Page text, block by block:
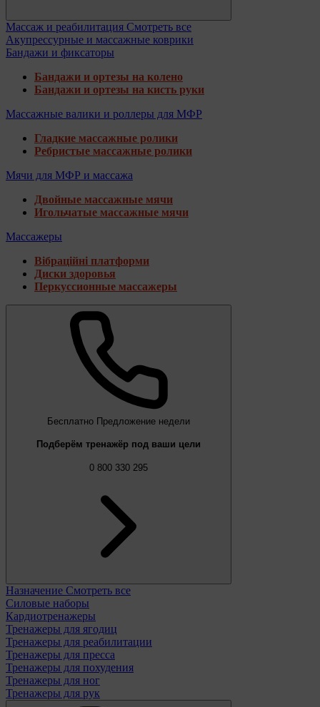
Массаж и реабилитация Смотреть все
Акупрессурные и массажные коврики
Бандажи и фиксаторы
Бандажи и ортезы на колено
Бандажи и ортезы на кисть руки
Массажные валики и роллеры для МФР
Гладкие массажные ролики
Ребристые массажные ролики
Мячи для МФР и массажа
Двойные массажные мячи
Игольчатые массажные мячи
Массажеры
Вібраційні платформи
Диски здоровья
Перкуссионные массажеры
Бесплатно Предложение недели
Подберём тренажёр под ваши цели
0 800 330 295
Назначение Смотреть все
Силовые наборы
Кардиотренажеры
Тренажеры для ягодиц
Тренажеры для реабилитации
Тренажеры для пресса
Тренажеры для похудения
Тренажеры для ног
Тренажеры для рук